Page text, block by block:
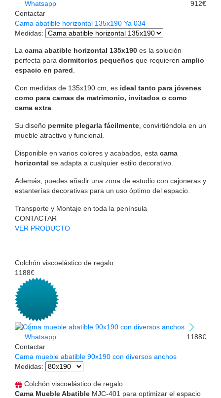
Whatsapp
Contactar
912€
Cama abatible horizontal 135x190 Ya 034
Medidas:
La cama abatible horizontal 135x190 es la solución
perfecta para dormitorios pequeños que requieren amplio
espacio en pared
Con medidas de 135x190 cm, es ideal tanto para jóvenes
como para camas de matrimonio, invitados o como
cama extra
Su diseño permite plegarla fácilmente , convirtiéndola en un
mueble atractivo y funcional.
Disponible en varios colores y acabados, esta cama
horizontal se adapta a cualquier estilo decorativo.
Además, puedes añadir una zona de estudio con cajoneras y
estanterías decorativas para un uso óptimo del espacio.
Transporte y Montaje en toda la península
CONTACTAR
VER PRODUCTO
Colchón viscoelástico de regalo
1188€
Whatsapp
Contactar
1188€
Cama mueble abatible 90x190 con diversos anchos
Medidas:
Colchón viscoelástico de regalo
Cama Mueble Abatible MJC-401 para optimizar el espacio